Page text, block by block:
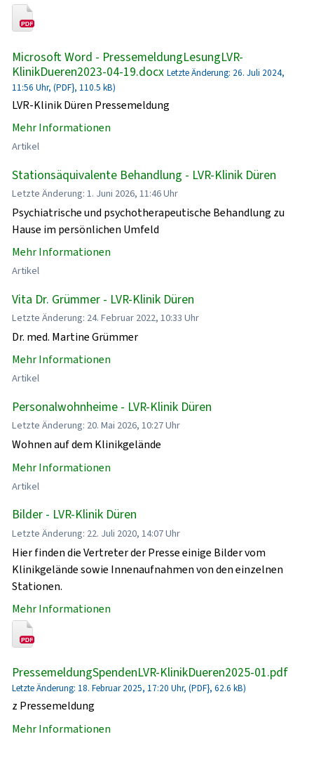
Microsoft Word - PressemeldungLesungLVR-
KlinikDueren2023-04-19.docx Letzte Änderung: 26. Juli 2024,
11:56 Uhr, (PDF}, 110.5 kB)
LVR-Klinik Düren Pressemeldung
Mehr Informationen
Artikel
Stationsäquivalente Behandlung - LVR-Klinik Düren
Letzte Änderung: 1. Juni 2026, 11:46 Uhr
Psychiatrische und psychotherapeutische Behandlung zu
Hause im persönlichen Umfeld
Mehr Informationen
Artikel
Vita Dr. Grümmer - LVR-Klinik Düren
Letzte Änderung: 24. Februar 2022, 10:33 Uhr
Dr. med. Martine Grümmer
Mehr Informationen
Artikel
Personalwohnheime - LVR-Klinik Düren
Letzte Änderung: 20. Mai 2026, 10:27 Uhr
Wohnen auf dem Klinikgelände
Mehr Informationen
Artikel
Bilder - LVR-Klinik Düren
Letzte Änderung: 22. Juli 2020, 14:07 Uhr
Hier finden die Vertreter der Presse einige Bilder vom
Klinikgelände sowie Innenaufnahmen von den einzelnen
Stationen.
Mehr Informationen
PressemeldungSpendenLVR-KlinikDueren2025-01.pdf
Letzte Änderung: 18. Februar 2025, 17:20 Uhr, (PDF}, 62.6 kB)
z Pressemeldung
Mehr Informationen